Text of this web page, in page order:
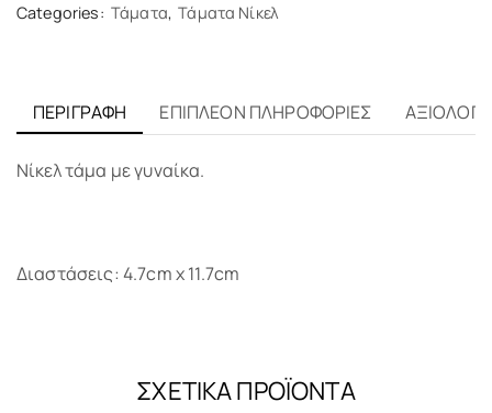
Categories: Τάματα, Τάματα Νίκελ
ΠΕΡΙΓΡΑΦΉ ΕΠΙΠΛΈΟΝ ΠΛΗΡΟΦΟΡΊΕΣ
Nίκελ τάμα με γυναίκα.
Διαστάσεις: 4.7cm x 11.7cm
ΣΧΕΤΙΚΆ ΠΡΟΪΌΝΤΑ